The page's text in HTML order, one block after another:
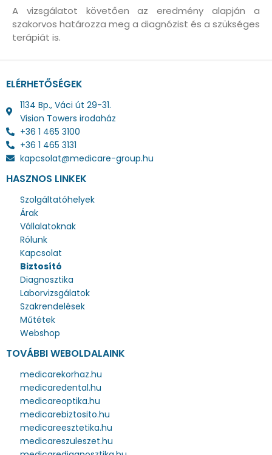
A vizsgálatot követően az eredmény alapján a
szakorvos határozza meg a diagnózist és a szükséges
terápiát is.
ELÉRHETŐSÉGEK
1134 Bp., Váci út 29-31.
Vision Towers irodaház
+36 1 465 3100
+36 1 465 3131
kapcsolat@medicare-group.hu
HASZNOS LINKEK
Szolgáltatóhelyek
Árak
Vállalatoknak
Rólunk
Kapcsolat
Biztosító
Diagnosztika
Laborvizsgálatok
Szakrendelések
Műtétek
Webshop
TOVÁBBI WEBOLDALAINK
medicarekorhaz.hu
medicaredental.hu
medicareoptika.hu
medicarebiztosito.hu
medicareesztetika.hu
medicareszuleszet.hu